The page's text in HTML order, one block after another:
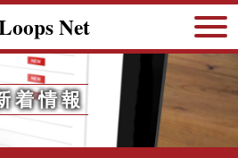
Net
着情報